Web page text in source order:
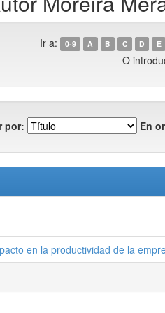
Ir a: 0-9 A B C D E
O
por: En
en la productividad de la